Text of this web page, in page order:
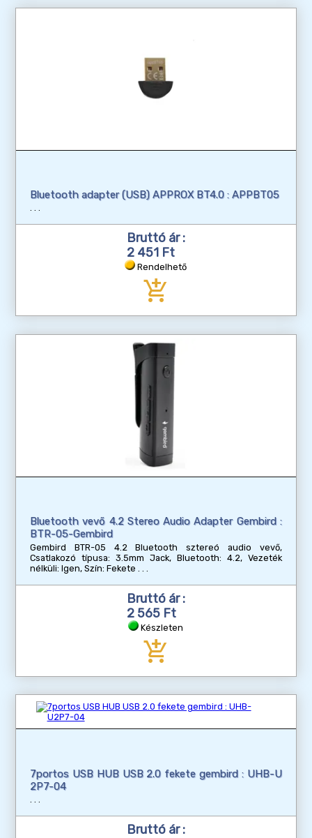
Bluetooth adapter (USB) APPROX BT4.0 : APPBT05
Bruttó ár :
2 451 Ft
Rendelhető
add_shopping_cart
Bluetooth vevő 4.2 Stereo Audio Adapter Gembird :
BTR-05-Gembird
Gembird BTR-05 4.2 Bluetooth sztereó audio vevő,
Csatlakozó típusa: 3.5mm Jack, Bluetooth: 4.2, Vezeték
nélküli: Igen, Szín: Fekete
Bruttó ár :
2 565 Ft
Készleten
add_shopping_cart
7portos USB HUB USB 2.0 fekete gembird : UHB-U
2P7-04
Bruttó ár :